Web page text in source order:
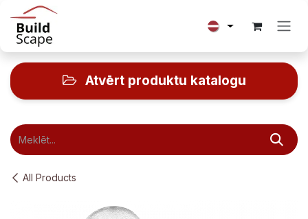
Skip to Content
Atvērt produktu katalogu
All Products